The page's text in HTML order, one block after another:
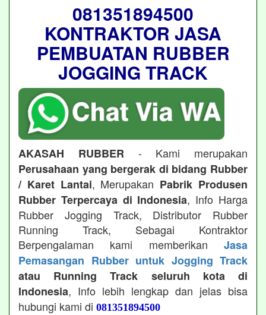
081351894500
KONTRAKTOR JASA
PEMBUATAN RUBBER
JOGGING TRACK
AKASAH RUBBER - Kami merupakan
Perusahaan yang bergerak di bidang Rubber
/ Karet Lantai, Merupakan Pabrik Produsen
Rubber Terpercaya di Indonesia, Info Harga
Rubber Jogging Track, Distributor Rubber
Running Track, Sebagai Kontraktor
Berpengalaman kami memberikan Jasa
Pemasangan Rubber untuk Jogging Track
atau Running Track seluruh kota di
Indonesia, Info lebih lengkap dan jelas bisa
hubungi kami di 081351894500